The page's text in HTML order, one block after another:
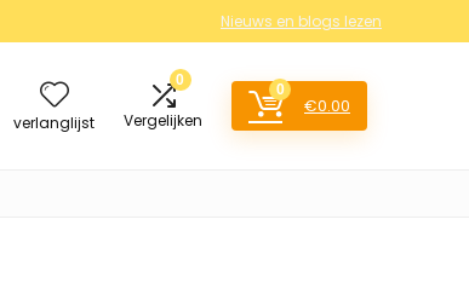
Nieuws en blogs lezen
verlanglijst
0
Vergelijken
0
€0.00